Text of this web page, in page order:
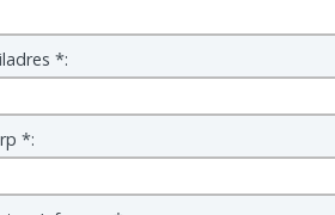
*:
*: